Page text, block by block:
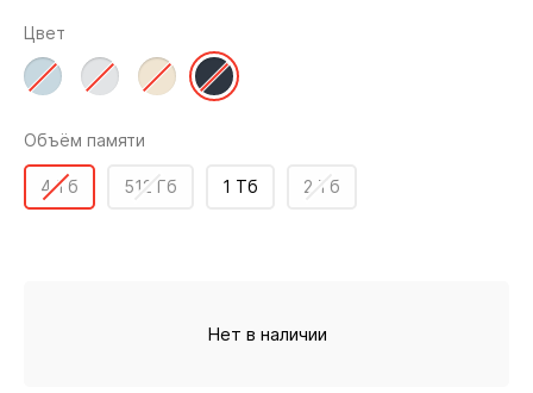
Цвет
Объём памяти
4 Тб 1 Тб 2 Тб
512 Гб
Нет в наличии